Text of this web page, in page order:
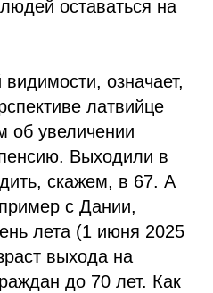
оставаться на
означает,
латвийце
об увеличении
Выходили в
скажем, в 67. А
с Дании,
лета (1 июня 2025
выхода на
до 70 лет. Как